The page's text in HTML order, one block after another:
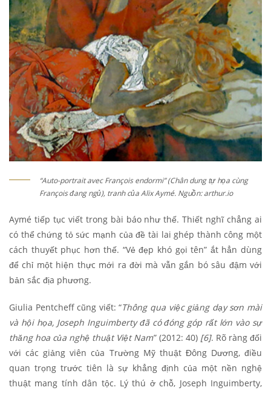
“Auto-portrait avec François endormi” (Chân dung tự họa cùng
François đang ngủ), tranh của Alix Aymé. Nguồn: arthur.io
Aymé tiếp tục viết trong bài báo như thế. Thiết nghĩ chẳng ai
có thể chứng tỏ sức mạnh của đề tài lai ghép thành công một
cách thuyết phục hơn thế. “Vẻ đẹp khó gọi tên” ắt hẳn dùng
để chỉ một hiện thực mới ra đời mà vẫn gắn bó sâu đậm với
bản sắc địa phương.
Giulia Pentcheff cũng viết: “Thông qua việc giảng dạy sơn mài
và hội họa, Joseph Inguimberty đã có đóng góp rất lớn vào sự
thăng hoa của nghệ thuật Việt Nam” (2012: 40) [6]. Rõ ràng đối
với các giảng viên của Trường Mỹ thuật Đông Dương, điều
quan trọng trước tiên là sự khẳng định của một nền nghệ
thuật mang tính dân tộc. Lý thú ở chỗ, Joseph Inguimberty,